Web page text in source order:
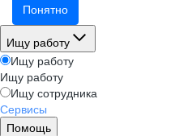
Понятно
Ищу работу
Ищу работу
Ищу работу
Ищу сотрудника
Сервисы
Помощь